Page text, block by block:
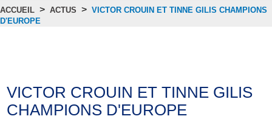
ACCUEIL > ACTUS > VICTOR CROUIN ET TINNE GILIS CHAMPIONS
D'EUROPE
VICTOR CROUIN ET TINNE GILIS
CHAMPIONS D'EUROPE